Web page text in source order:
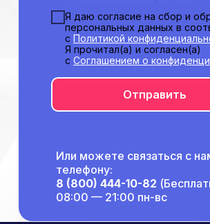
Я даю согласие на сбор и
персональных данных в
с Политикой
Я прочитал(а) и согласен(а)
с Соглашением о
Отправить
Или можете связаться с
телефону:
8 (800) 444-10-82
08:00 — 21:00 пн-вс
О нашем центре
Основные сведения